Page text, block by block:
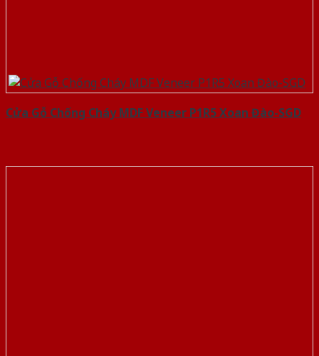
Cửa Gỗ Chống Cháy MDF Veneer P1R5 Xoan Đào-SGD